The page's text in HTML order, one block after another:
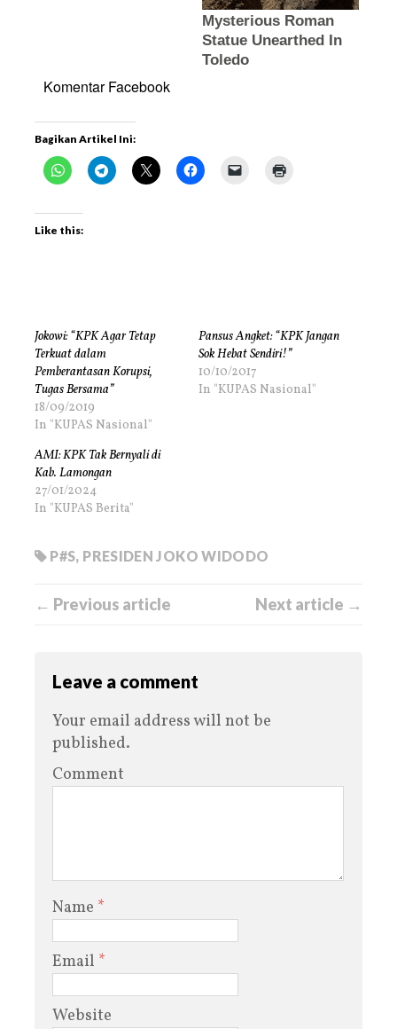
Komentar Facebook
Bagikan Artikel Ini:
Like this:
Jokowi: “KPK Agar Tetap
Terkuat dalam
Pemberantasan Korupsi,
Tugas Bersama”
18/09/2019
In "KUPAS Nasional"
Pansus Angket: “KPK Jangan
Sok Hebat Sendiri!”
10/10/2017
In "KUPAS Nasional"
AMI: KPK Tak Bernyali di
Kab. Lamongan
27/01/2024
In "KUPAS Berita"
P#S, PRESIDEN JOKO WIDODO
← Previous article Next article →
Leave a comment
Your email address will not be
published.
Comment
Name *
Email *
Website